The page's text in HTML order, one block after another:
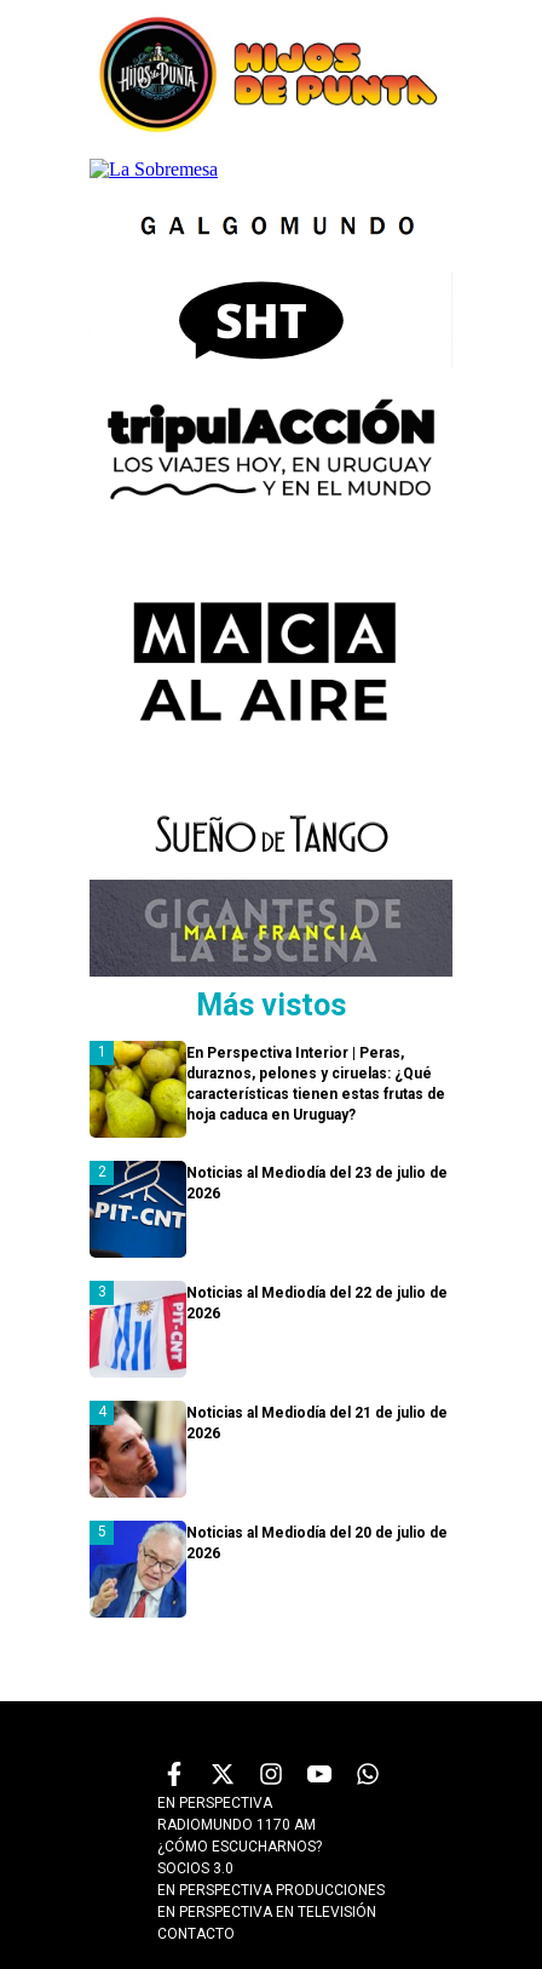
Más vistos
En Perspectiva Interior | Peras,
duraznos, pelones y ciruelas: ¿Qué
características tienen estas frutas de
hoja caduca en Uruguay?
Noticias al Mediodía del 23 de julio de
2026
Noticias al Mediodía del 22 de julio de
2026
Noticias al Mediodía del 21 de julio de
2026
Noticias al Mediodía del 20 de julio de
2026
EN PERSPECTIVA
RADIOMUNDO 1170 AM
¿CÓMO ESCUCHARNOS?
SOCIOS 3.0
EN PERSPECTIVA PRODUCCIONES
EN PERSPECTIVA EN TELEVISIÓN
CONTACTO